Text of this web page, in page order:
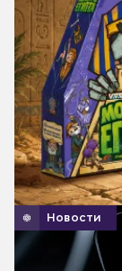
Новости